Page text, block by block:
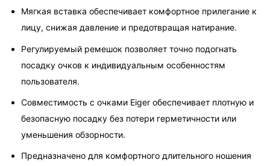
Мягкая вставка обеспечивает комфортное прилегание к
лицу, снижая давление и предотвращая натирание.
Регулируемый ремешок позволяет точно подогнать
посадку очков к индивидуальным особенностям
пользователя.
Совместимость с очками Eiger обеспечивает плотную и
безопасную посадку без потери герметичности или
уменьшения обзорности.
Предназначено для комфортного длительного ношения